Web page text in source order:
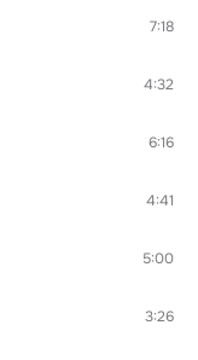
7:18
4:32
6:16
4:41
5:00
3:26